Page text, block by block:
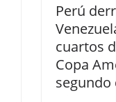
Perú
cuartos
Copa
segundo